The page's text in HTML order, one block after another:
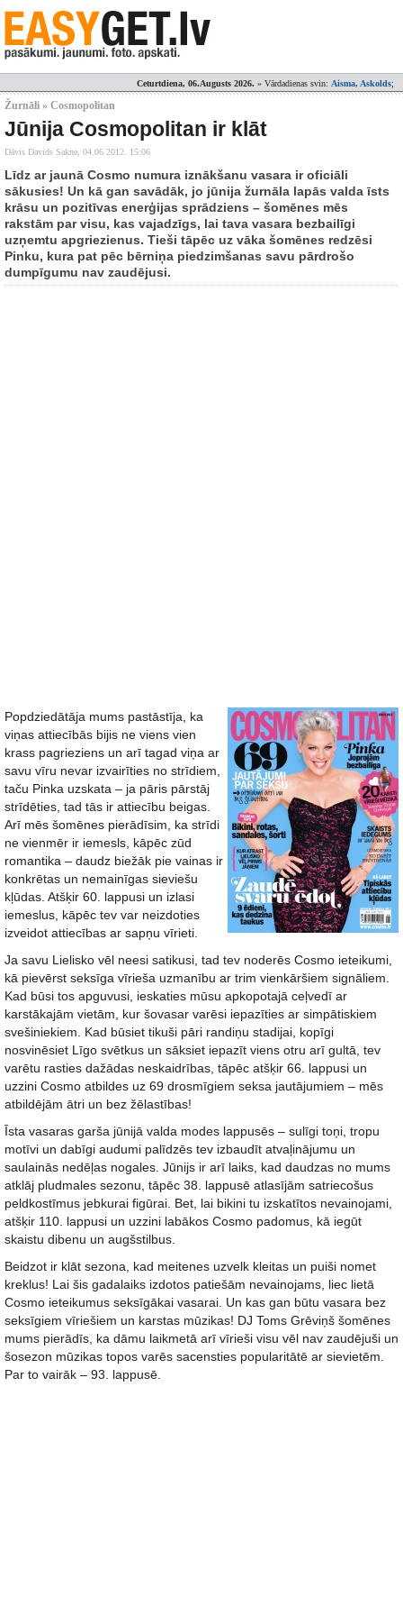
Ceturtdiena, 06.Augusts 2026. » Vārdadienas svin: Aisma, Askolds;
Žurnāli » Cosmopolitan
Jūnija Cosmopolitan ir klāt
Dāvis Davids Sakne, 04.06.2012. 15:06
Līdz ar jaunā Cosmo numura iznākšanu vasara ir oficiāli
sākusies! Un kā gan savādāk, jo jūnija žurnāla lapās valda īsts
krāsu un pozitīvas enerģijas sprādziens – šomēnes mēs
rakstām par visu, kas vajadzīgs, lai tava vasara bezbailīgi
uzņemtu apgriezienus. Tieši tāpēc uz vāka šomēnes redzēsi
Pinku, kura pat pēc bērniņa piedzimšanas savu pārdrošo
dumpīgumu nav zaudējusi.
Popdziedātāja mums pastāstīja, ka
viņas attiecībās bijis ne viens vien
krass pagrieziens un arī tagad viņa ar
savu vīru nevar izvairīties no strīdiem,
taču Pinka uzskata – ja pāris pārstāj
strīdēties, tad tās ir attiecību beigas.
Arī mēs šomēnes pierādīsim, ka strīdi
ne vienmēr ir iemesls, kāpēc zūd
romantika – daudz biežāk pie vainas ir
konkrētas un nemainīgas sieviešu
kļūdas. Atšķir 60. lappusi un izlasi
iemeslus, kāpēc tev var neizdoties
izveidot attiecības ar sapņu vīrieti.
Ja savu Lielisko vēl neesi satikusi, tad tev noderēs Cosmo ieteikumi,
kā pievērst seksīga vīrieša uzmanību ar trim vienkāršiem signāliem.
Kad būsi tos apguvusi, ieskaties mūsu apkopotajā ceļvedī ar
karstākajām vietām, kur šovasar varēsi iepazīties ar simpātiskiem
svešiniekiem. Kad būsiet tikuši pāri randiņu stadijai, kopīgi
nosvinēsiet Līgo svētkus un sāksiet iepazīt viens otru arī gultā, tev
varētu rasties dažādas neskaidrības, tāpēc atšķir 66. lappusi un
uzzini Cosmo atbildes uz 69 drosmīgiem seksa jautājumiem – mēs
atbildējām ātri un bez žēlastības!
Īsta vasaras garša jūnijā valda modes lappusēs – sulīgi toņi, tropu
motīvi un dabīgi audumi palīdzēs tev izbaudīt atvaļinājumu un
saulainās nedēļas nogales. Jūnijs ir arī laiks, kad daudzas no mums
atklāj pludmales sezonu, tāpēc 38. lappusē atlasījām satriecošus
peldkostīmus jebkurai figūrai. Bet, lai bikini tu izskatītos nevainojami,
atšķir 110. lappusi un uzzini labākos Cosmo padomus, kā iegūt
skaistu dibenu un augšstilbus.
Beidzot ir klāt sezona, kad meitenes uzvelk kleitas un puiši nomet
kreklus! Lai šis gadalaiks izdotos patiešām nevainojams, liec lietā
Cosmo ieteikumus seksīgākai vasarai. Un kas gan būtu vasara bez
seksīgiem vīriešiem un karstas mūzikas! DJ Toms Grēviņš šomēnes
mums pierādīs, ka dāmu laikmetā arī vīrieši visu vēl nav zaudējuši un
šosezon mūzikas topos varēs sacensties popularitātē ar sievietēm.
Par to vairāk – 93. lappusē.